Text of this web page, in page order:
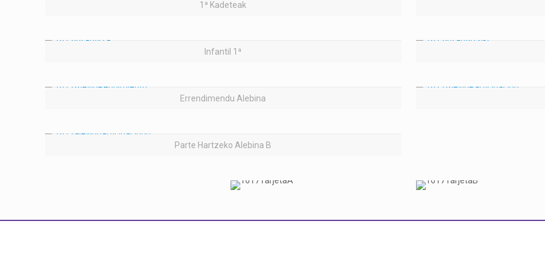
1ª Kadeteak
Infantil 1ª
Errendimendu Alebina
Parte Hartzeko Alebina B